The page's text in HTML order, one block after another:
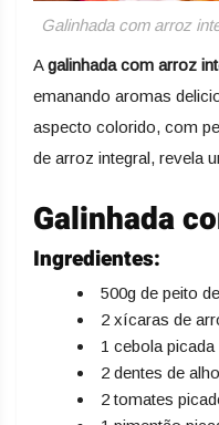
Galinhada com arroz
Agalinhada com arroz
emanando aromas
aspecto colorido, com
de arroz integral, revela
Galinhada
Ingredientes:
500g de peito
2 xícaras de
1 cebola picada
2 dentes de
2 tomates